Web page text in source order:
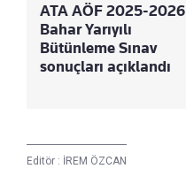
ATA AÖF 2025-2026
Bahar Yarıyılı
Bütünleme Sınav
sonuçları açıklandı
Editör : İREM ÖZCAN